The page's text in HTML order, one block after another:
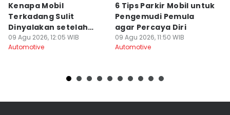
Kenapa Mobil
Terkadang Sulit
Dinyalakan setelah
Hujan?
09 Agu 2026, 12:05 WIB
Automotive
6 Tips Parkir Mobil untuk
Pengemudi Pemula
agar Percaya Diri
09 Agu 2026, 11:50 WIB
Automotive